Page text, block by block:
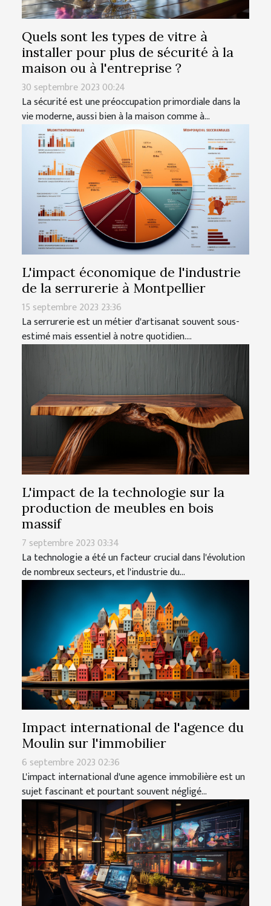
Quels sont les types de vitre à
installer pour plus de sécurité à la
maison ou à l'entreprise ?
30 septembre 2023 00:24
La sécurité est une préoccupation primordiale dans la
vie moderne, aussi bien à la maison comme à...
L'impact économique de l'industrie
de la serrurerie à Montpellier
15 septembre 2023 23:36
La serrurerie est un métier d'artisanat souvent sous-
estimé mais essentiel à notre quotidien....
L'impact de la technologie sur la
production de meubles en bois
massif
7 septembre 2023 03:34
La technologie a été un facteur crucial dans l'évolution
de nombreux secteurs, et l'industrie du...
Impact international de l'agence du
Moulin sur l'immobilier
6 septembre 2023 02:36
L'impact international d'une agence immobilière est un
sujet fascinant et pourtant souvent négligé...